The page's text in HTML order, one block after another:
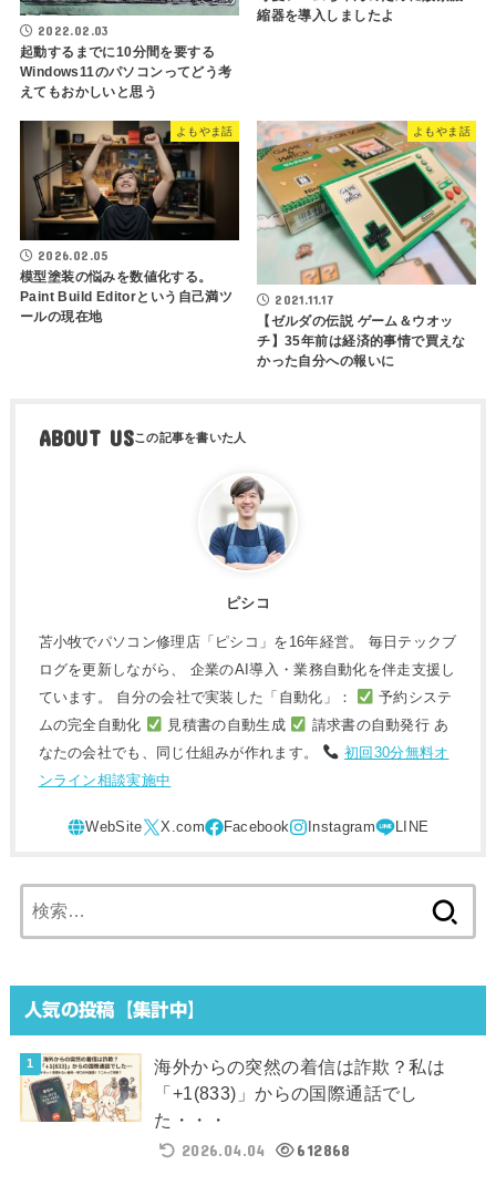
2022.02.03
起動するまでに10分間を要する
Windows11のパソコンってどう考
えてもおかしいと思う
縮器を導入しましたよ
よもやま話
2026.02.05
模型塗装の悩みを数値化する。
Paint Build Editorという自己満ツ
ールの現在地
よもやま話
2021.11.17
【ゼルダの伝説 ゲーム＆ウオッ
チ】35年前は経済的事情で買えな
かった自分への報いに
ABOUT US
ピシコ
苫小牧でパソコン修理店「ピシコ」を16年経営。 毎日テックブ
ログを更新しながら、 企業のAI導入・業務自動化を伴走支援し
ています。 自分の会社で実装した「自動化」：
予約システ
ムの完全自動化
見積書の自動生成
請求書の自動発行 あ
なたの会社でも、同じ仕組みが作れます。
初回30分無料オ
ンライン相談実施中
索:
人気の投稿【集計中】
海外からの突然の着信は詐欺？私は
「+1(833)」からの国際通話でし
た・・・
2026.04.04
612868